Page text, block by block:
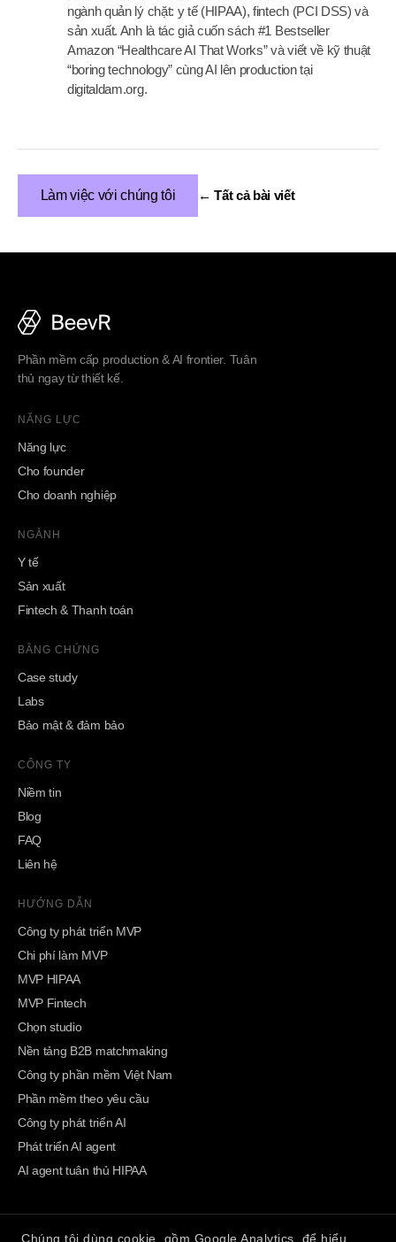
ngành quản lý chặt: y tế (HIPAA), fintech (PCI DSS) và
sản xuất. Anh là tác giả cuốn sách #1 Bestseller
Amazon “Healthcare AI That Works” và viết về kỹ thuật
“boring technology” cùng AI lên production tại
digitaldam.org.
Làm việc với chúng tôi ← Tất cả bài viết
Phần mềm cấp production & AI frontier. Tuân
thủ ngay từ thiết kế.
NĂNG LỰC
Năng lực
Cho founder
Cho doanh nghiệp
NGÀNH
Y tế
Sản xuất
Fintech & Thanh toán
BẰNG CHỨNG
Case study
Labs
Bảo mật & đảm bảo
CÔNG TY
Niềm tin
Blog
FAQ
Liên hệ
HƯỚNG DẪN
Công ty phát triển MVP
Chi phí làm MVP
MVP HIPAA
MVP Fintech
Chọn studio
Nền tảng B2B matchmaking
Công ty phần mềm Việt Nam
Phần mềm theo yêu cầu
Công ty phát triển AI
Phát triển AI agent
AI agent tuân thủ HIPAA
Chúng tôi dùng cookie, gồm Google Analytics, để hiểu